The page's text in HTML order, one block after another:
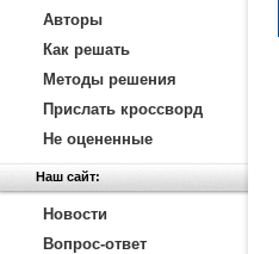
Авторы
Как решать
Методы решения
Прислать кроссворд
Не оцененные
Наш сайт:
Новости
Вопрос-ответ